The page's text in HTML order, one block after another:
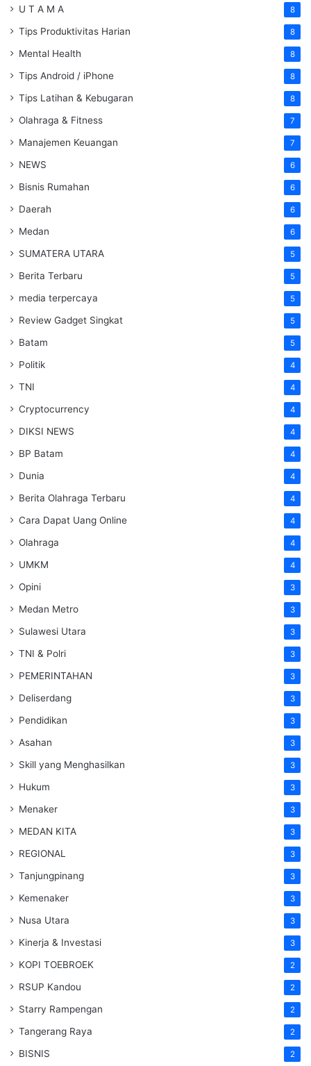
U T A M A 8
Tips Produktivitas Harian 8
Mental Health 8
Tips Android / iPhone 8
Tips Latihan & Kebugaran 8
Olahraga & Fitness 7
Manajemen Keuangan 7
NEWS 6
Bisnis Rumahan 6
Daerah 6
Medan 6
SUMATERA UTARA 5
Berita Terbaru 5
media terpercaya 5
Review Gadget Singkat 5
Batam 5
Politik 4
TNI 4
Cryptocurrency 4
DIKSI NEWS 4
BP Batam 4
Dunia 4
Berita Olahraga Terbaru 4
Cara Dapat Uang Online 4
Olahraga 4
UMKM 4
Opini 3
Medan Metro 3
Sulawesi Utara 3
TNI & Polri 3
PEMERINTAHAN 3
Deliserdang 3
Pendidikan 3
Asahan 3
Skill yang Menghasilkan 3
Hukum 3
Menaker 3
MEDAN KITA 3
REGIONAL 3
Tanjungpinang 3
Kemenaker 3
Nusa Utara 3
Kinerja & Investasi 3
KOPI TOEBROEK 2
RSUP Kandou 2
Starry Rampengan 2
Tangerang Raya 2
BISNIS 2